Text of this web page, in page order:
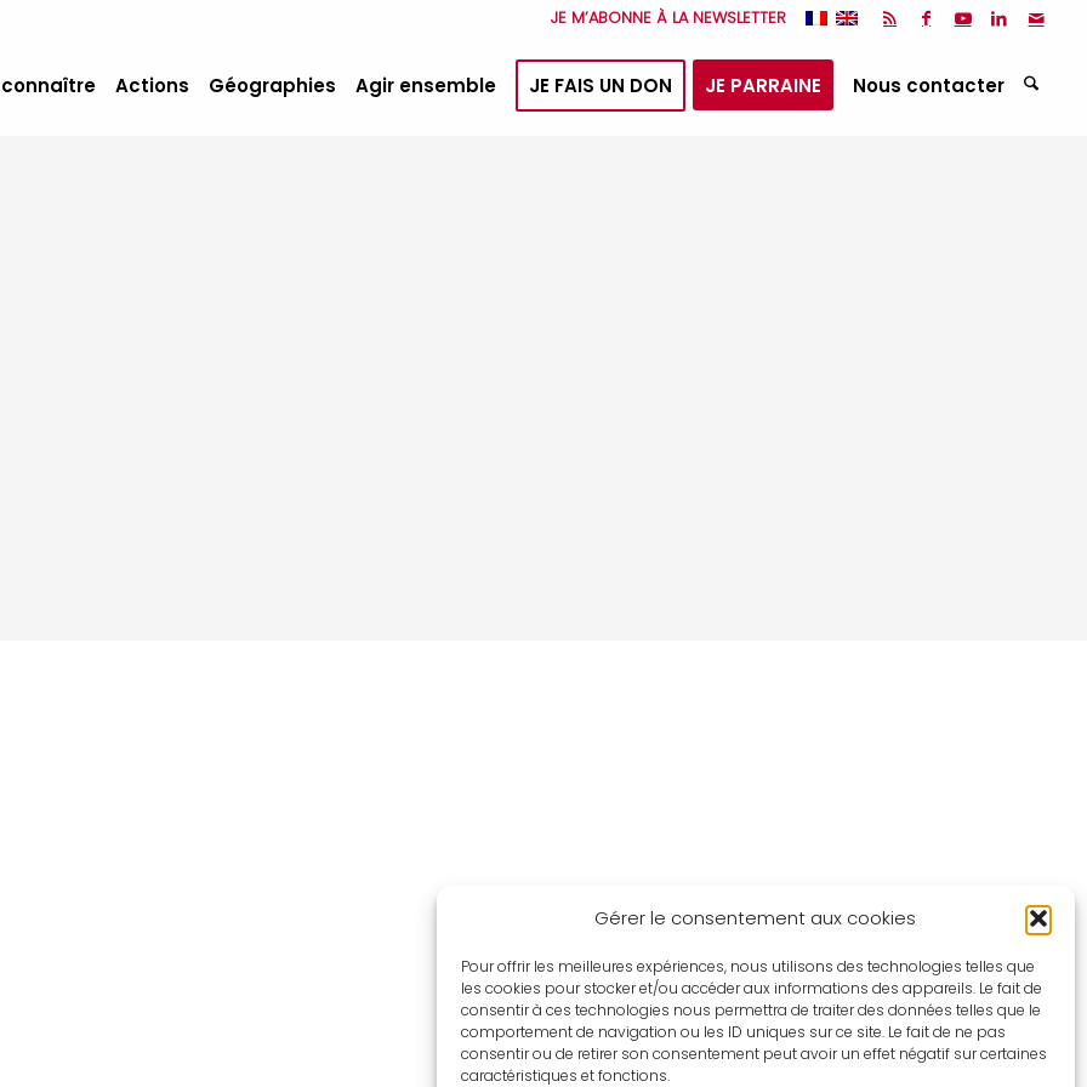
Gérer le consentement aux cookies
Pour offrir les meilleures expériences, nous utilisons des technologies telles que
les cookies pour stocker et/ou accéder aux informations des appareils. Le fait de
consentir à ces technologies nous permettra de traiter des données telles que le
comportement de navigation ou les ID uniques sur ce site. Le fait de ne pas
consentir ou de retirer son consentement peut avoir un effet négatif sur certaines
caractéristiques et fonctions.
JE M’ABONNE À LA NEWSLETTER
connaître Actions Géographies Agir ensemble JE FAIS UN DON JE PARRAINE Nous contacter